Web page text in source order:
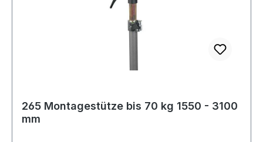
265 Montagestütze bis 70 kg 1550 - 3100
mm